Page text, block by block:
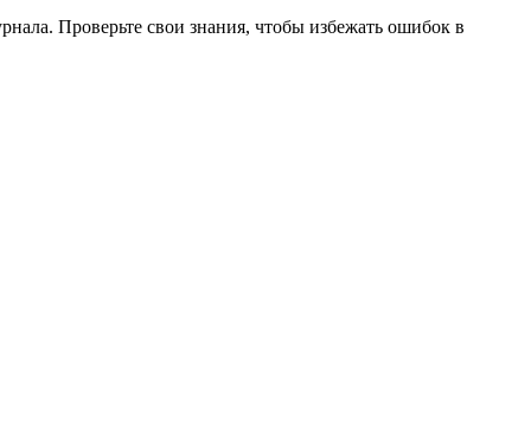
Проверьте свои знания, чтобы избежать ошибок в